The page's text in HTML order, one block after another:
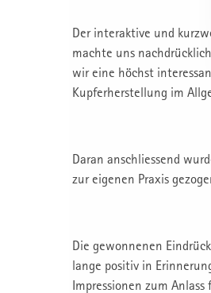
Der interaktive und
machte uns
wir eine höchst
Kupferherstellung im
Daran anschliessend
zur eigenen Praxis
Die gewonnenen
lange positiv in
Impressionen zum